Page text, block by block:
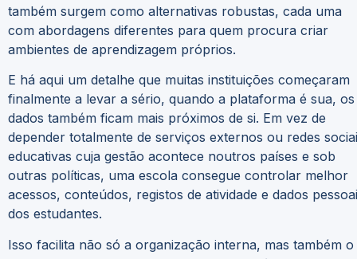
também surgem como alternativas robustas, cada uma
com abordagens diferentes para quem procura criar
ambientes de aprendizagem próprios.
E há aqui um detalhe que muitas instituições começaram
finalmente a levar a sério, quando a plataforma é sua, os
dados também ficam mais próximos de si. Em vez de
depender totalmente de serviços externos ou redes
educativas cuja gestão acontece noutros países e sob
outras políticas, uma escola consegue controlar melhor
acessos, conteúdos, registos de atividade e dados
dos estudantes.
Isso facilita não só a organização interna, mas também o